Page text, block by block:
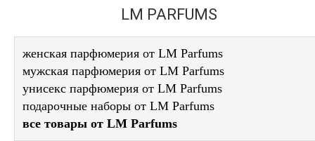
ДЕКОРАТИВНАЯ КОСМЕТИКА
LM PARFUMS
женская парфюмерия от LM Parfums
мужская парфюмерия от LM Parfums
унисекс парфюмерия от LM Parfums
подарочные наборы от LM Parfums
все товары от LM Parfums